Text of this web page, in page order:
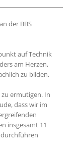
der BBS
auf Technik
am Herzen,
zu bilden,
ermutigen. In
dass wir im
insgesamt 11